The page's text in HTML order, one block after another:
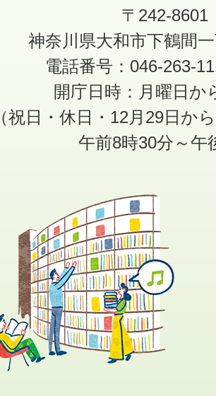
〒242-8601
神奈川県大和市下鶴間
電話番号：046-263-
開庁日時：月曜日か
（祝日・休日・12月29日か
午前8時30分～午